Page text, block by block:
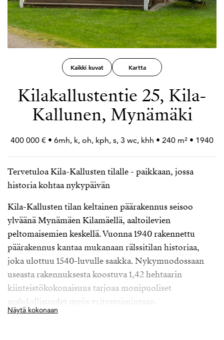
Kaikki kuvat Kartta
Kilakallustentie 25, Kila-
Kallunen, Mynämäki
400 000 € • 6mh, k, oh, kph, s, 3 wc, khh • 240 m² • 1940
Tervetuloa Kila-Kallusten tilalle - paikkaan, jossa
historia kohtaa nykypäivän
Kila-Kallusten tilan keltainen päärakennus seisoo
ylväänä Mynämäen Kilamäellä, aaltoilevien
peltomaisemien keskellä. Vuonna 1940 rakennettu
päärakennus kantaa mukanaan rälssitilan historiaa,
joka ulottuu 1540-luvulle saakka. Nykymuodossaan
useasta rakennuksesta koostuva 1,42 hehtaarin
kiinteistökokonaisuus tarjoaa monipuoliset
mahdollisuudet myös yritystoimintaan.
Näytä kokonaan